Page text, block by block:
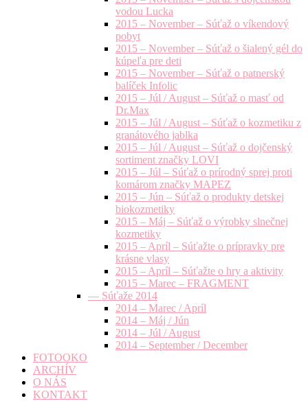
vodou Lucka
2015 – November – Súťaž o víkendový
pobyt
2015 – November – Súťaž o šialený gél do
kúpeľa pre deti
2015 – November – Súťaž o patnerský
balíček Infolic
2015 – Júl / August – Súťaž o masť od
Dr.Max
2015 – Júl / August – Súťaž o kozmetiku z
granátového jablka
2015 – Júl / August – Súťaž o dojčenský
sortiment značky LOVI
2015 – Júl – Súťaž o prírodný sprej proti
komárom značky MAPEZ
2015 – Jún – Súťaž o produkty detskej
biokozmetiky
2015 – Máj – Súťaž o výrobky slnečnej
kozmetiky
2015 – Apríl – Súťažte o prípravky pre
krásne vlasy
2015 – Apríl – Súťažte o hry a aktivity
2015 – Marec – FRAGMENT
— Súťaže 2014
2014 – Marec / Apríl
2014 – Máj / Jún
2014 – Júl / August
2014 – September / December
FOTOOKO
ARCHÍV
O NÁS
KONTAKT